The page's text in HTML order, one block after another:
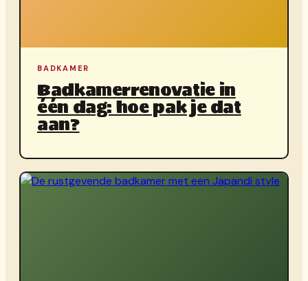
BADKAMER
Badkamerrenovatie in
één dag: hoe pak je dat
aan?